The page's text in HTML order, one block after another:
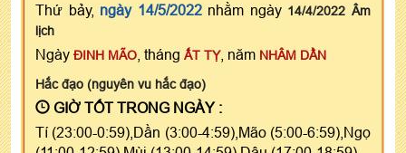
Thứ bảy, ngày 14/5/2022nhằm ngày 14/4/2022 Âm
lịch
Ngày ĐINH MÃO , tháng ẤT TỴ, năm NHÂM DẦN
Hắc đạo (nguyên vu hắc đạo)
GIỜ TỐT TRONG NGÀY :
Tí (23:00-0:59),Dần (3:00-4:59),Mão (5:00-6:59),Ngọ